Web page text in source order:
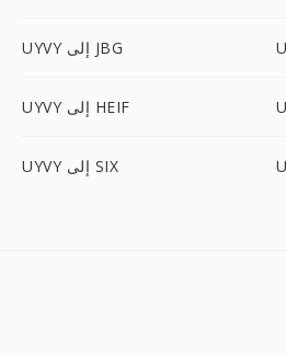
UYVY إلى JBG
UYVY إلى HEIF
UYVY إلى SIX